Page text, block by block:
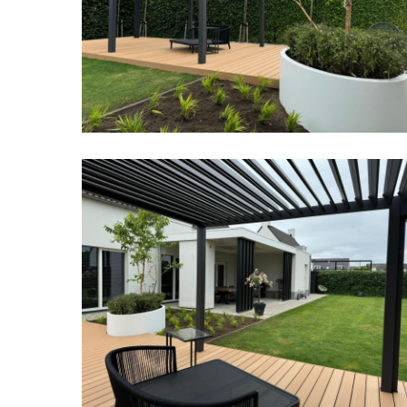
Accenten
05
Strakke
Moderne
Achtertuin
met
Zwarte
Accenten